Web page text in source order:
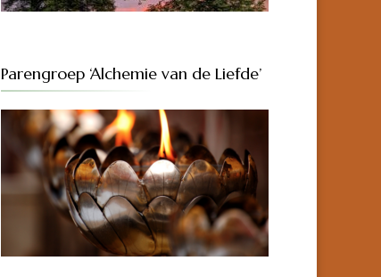
Parengroep ‘Alchemie van de Liefde’